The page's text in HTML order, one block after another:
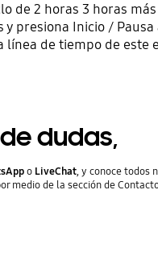
de 2 horas 3 horas
presiona Inicio /
línea de tiempo de este
dudas,
o LiveChat, y conoce todos
medio de la sección de